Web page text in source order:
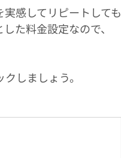
感してリピートしても
た料金設定なので、
しましょう。